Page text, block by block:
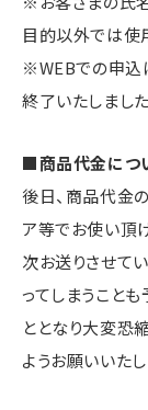
目的以外では使
※WEBでの申込
終了いたしました
■商品代金につ
後日、商品代金
ア等でお使い頂
次お送りさせて
ってしまうこと
ととなり大変恐
ようお願いいたし